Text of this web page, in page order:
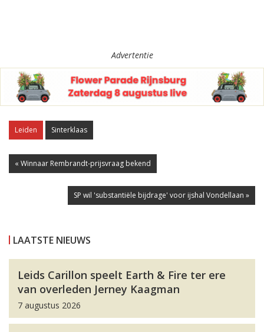
Advertentie
Leiden Sinterklaas
« Winnaar Rembrandt-prijsvraag bekend
SP wil 'substantiële bijdrage' voor ijshal Vondellaan »
LAATSTE NIEUWS
Leids Carillon speelt Earth & Fire ter ere
van overleden Jerney Kaagman
7 augustus 2026